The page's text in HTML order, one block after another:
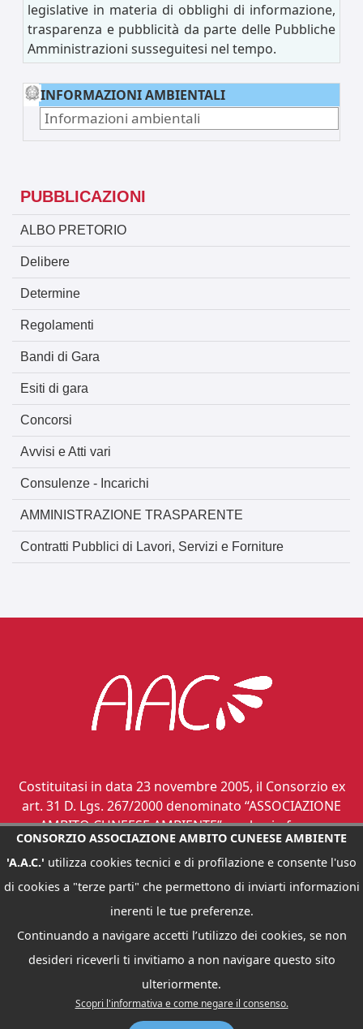
legislative in materia di obblighi di informazione,
trasparenza e pubblicità da parte delle Pubbliche
Amministrazioni susseguitesi nel tempo.
INFORMAZIONI AMBIENTALI
Informazioni ambientali
PUBBLICAZIONI
ALBO PRETORIO
Delibere
Determine
Regolamenti
Bandi di Gara
Esiti di gara
Concorsi
Avvisi e Atti vari
Consulenze - Incarichi
AMMINISTRAZIONE TRASPARENTE
Contratti Pubblici di Lavori, Servizi e Forniture
Costituitasi in data 23 novembre 2005, il Consorzio ex
art. 31 D. Lgs. 267/2000 denominato “ASSOCIAZIONE
AMBITO CUNEESE AMBIENTE”, svolge in forma
associata le funzioni di governo di ambito dei servizi
relativi ai rifiuti urbani, ai sensi dell’art. 12 L. R.
24.10.2002, n. 24.
CONSORZIO ASSOCIAZIONE AMBITO CUNEESE AMBIENTE "A.A.C." -
INDIRIZZO : VIA ROMA, 91 - 12045 FOSSANO (CN) TEL. 347.50.17.008 -
FAX: 0172 68858 - C.F.: 92016220045
EMAIL :ATORIFIUTI.CUNEO@EMAIL.IT- PEC :
ATORIFIUTI.CUNEO@LEGAL.EMAIL.IT|INFORMATIVA PRIVACY
CONSORZIO ASSOCIAZIONE AMBITO CUNEESE AMBIENTE
'A.A.C.' utilizza cookies tecnici e di profilazione e consente l'uso
di cookies a "terze parti" che permettono di inviarti informazioni
inerenti le tue preferenze.
Continuando a navigare accetti l’utilizzo dei cookies, se non
desideri riceverli ti invitiamo a non navigare questo sito
ulteriormente.
Scopri l'informativa e come negare il consenso.